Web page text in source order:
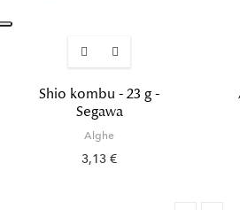
Shio kombu - 23 g -
Segawa
Alghe
3,13 €